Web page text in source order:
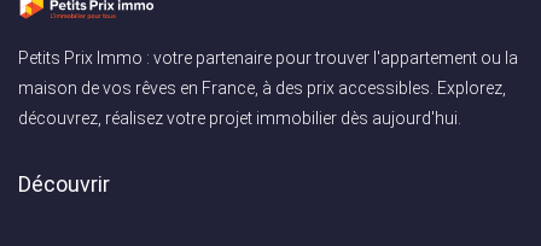
Petits Prix Immo : votre partenaire pour trouver l'appartement ou la
maison de vos rêves en France, à des prix accessibles. Explorez,
découvrez, réalisez votre projet immobilier dès aujourd'hui.
Découvrir